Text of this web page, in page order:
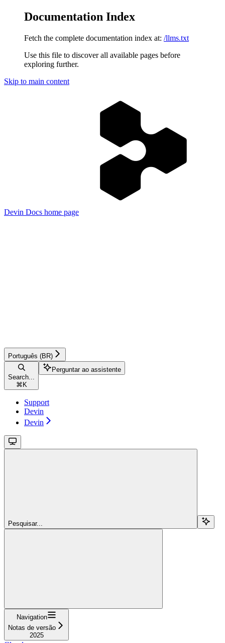
Documentation Index
Fetch the complete documentation index at: /llms.txt
Use this file to discover all available pages before
exploring further.
Skip to main content
Devin Docs home page
Português (BR)
Search...
⌘ K
Perguntar ao assistente
Support
Devin
Devin
Pesquisar...
Navigation
Notas de versão
2025